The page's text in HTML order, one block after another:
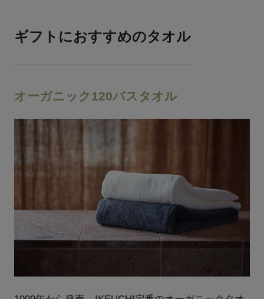
ギフトにおすすめのタオル
オーガニック120バスタオル